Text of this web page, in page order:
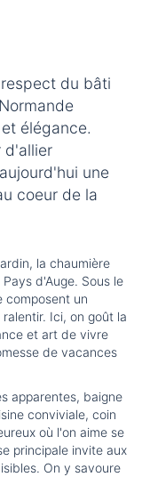
du bâti
élégance.
d'allier
une
coeur de la
la chaumière
d'Auge. Sous le
composent un
Ici, on goût la
et art de vivre
de vacances
apparentes, baigne
conviviale, coin
où l'on aime se
principale invite aux
On y savoure